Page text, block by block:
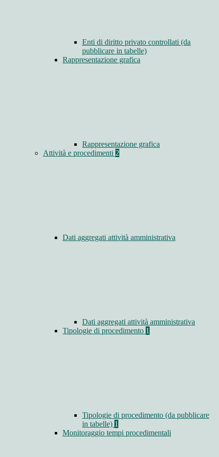
Enti di diritto privato controllati (da
pubblicare in tabelle)
Rappresentazione grafica
Rappresentazione grafica
Attività e procedimenti 2
Dati aggregati attività amministrativa
Dati aggregati attività amministrativa
Tipologie di procedimento 1
Tipologie di procedimento (da pubblicare
in tabelle) 1
Monitoraggio tempi procedimentali